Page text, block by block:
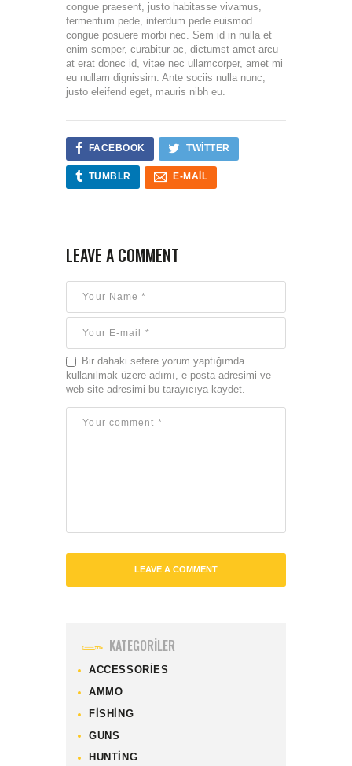
congue praesent, justo habitasse vivamus,
fermentum pede, interdum pede euismod
congue posuere morbi nec. Sem id in nulla et
enim semper, curabitur ac, dictumst amet arcu
at erat donec id, vitae nec ullamcorper, amet mi
eu nullam dignissim. Ante sociis nulla nunc,
justo eleifend eget, mauris nibh eu.
FACEBOOK TWITTER
TUMBLR E-MAIL
LEAVE A COMMENT
Bir dahaki sefere yorum yaptığımda
kullanılmak üzere adımı, e-posta adresimi ve
web site adresimi bu tarayıcıya kaydet.
KATEGORILER
ACCESSORIES
AMMO
FISHING
GUNS
HUNTING